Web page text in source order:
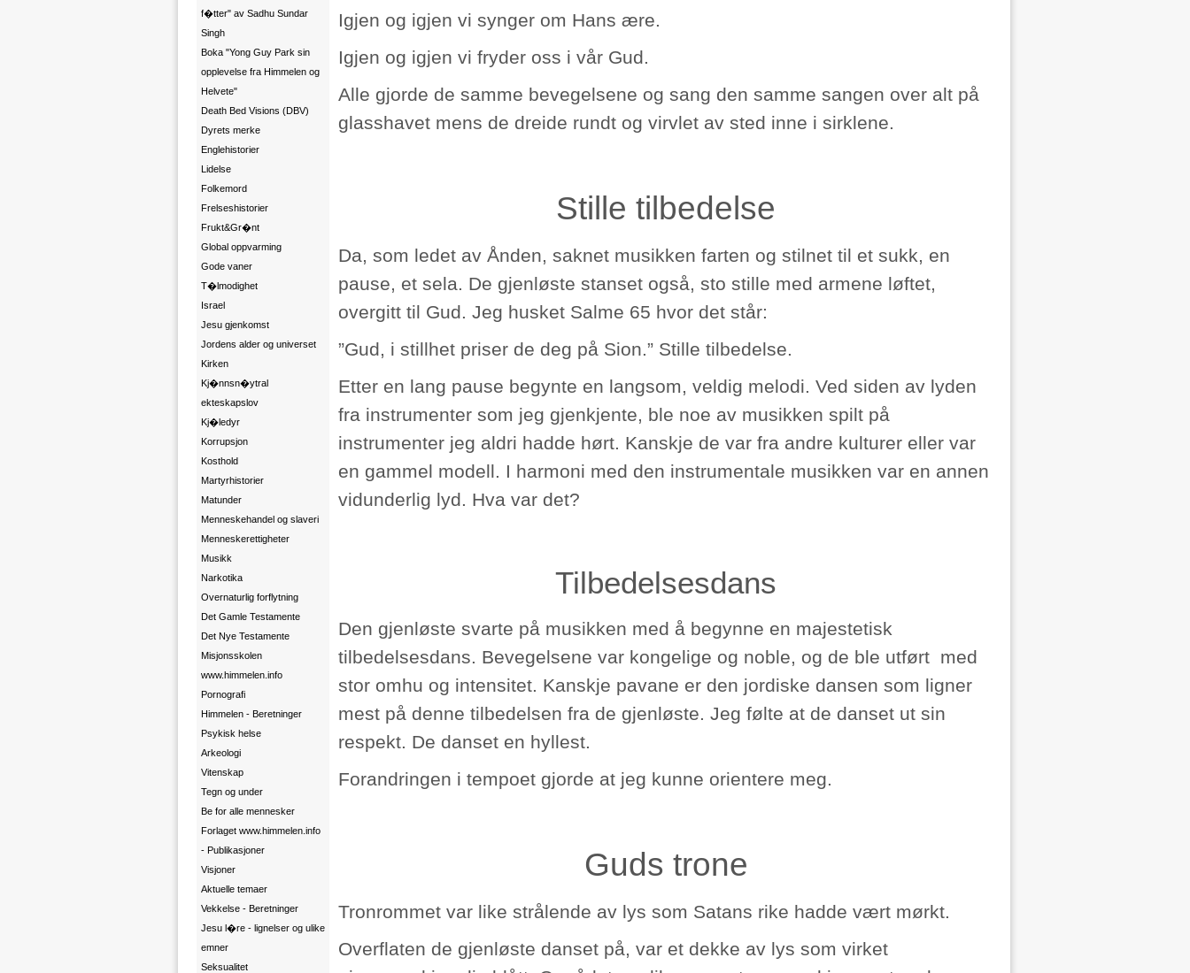
f�tter" av Sadhu Sundar
Singh
Boka "Yong Guy Park sin
opplevelse fra Himmelen og
Helvete"
Death Bed Visions (DBV)
Dyrets merke
Englehistorier
Lidelse
Folkemord
Frelseshistorier
Frukt&Gr�nt
Global oppvarming
Gode vaner
T�lmodighet
Israel
Jesu gjenkomst
Jordens alder og universet
Kirken
Kj�nnsn�ytral
ekteskapslov
Kj�ledyr
Korrupsjon
Kosthold
Martyrhistorier
Matunder
Menneskehandel og slaveri
Menneskerettigheter
Musikk
Narkotika
Overnaturlig forflytning
Det Gamle Testamente
Det Nye Testamente
Misjonsskolen
www.himmelen.info
Pornografi
Himmelen - Beretninger
Psykisk helse
Arkeologi
Vitenskap
Tegn og under
Be for alle mennesker
Forlaget www.himmelen.info
- Publikasjoner
Visjoner
Aktuelle temaer
Vekkelse - Beretninger
Jesu l�re - lignelser og ulike
emner
Seksualitet
Igjen og igjen vi synger om Hans ære.
Igjen og igjen vi fryder oss i vår Gud.
Alle gjorde de samme bevegelsene og sang den samme sangen over alt på
glasshavet mens de dreide rundt og virvlet av sted inne i sirklene.
Stille tilbedelse
Da, som ledet av Ånden, saknet musikken farten og stilnet til et sukk, en
pause, et sela. De gjenløste stanset også, sto stille med armene løftet,
overgitt til Gud. Jeg husket Salme 65 hvor det står:
”Gud, i stillhet priser de deg på Sion.” Stille tilbedelse.
Etter en lang pause begynte en langsom, veldig melodi. Ved siden av lyden
fra instrumenter som jeg gjenkjente, ble noe av musikken spilt på
instrumenter jeg aldri hadde hørt. Kanskje de var fra andre kulturer eller var
en gammel modell. I harmoni med den instrumentale musikken var en annen
vidunderlig lyd. Hva var det?
Tilbedelsesdans
Den gjenløste svarte på musikken med å begynne en majestetisk
tilbedelsesdans. Bevegelsene var kongelige og noble, og de ble utført med
stor omhu og intensitet. Kanskje pavane er den jordiske dansen som ligner
mest på denne tilbedelsen fra de gjenløste. Jeg følte at de danset ut sin
respekt. De danset en hyllest.
Forandringen i tempoet gjorde at jeg kunne orientere meg.
Guds trone
Tronrommet var like strålende av lys som Satans rike hadde vært mørkt.
Overflaten de gjenløste danset på, var et dekke av lys som virket